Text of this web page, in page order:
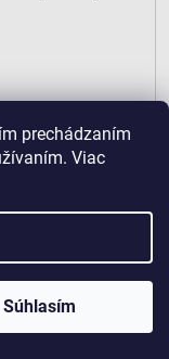
prechádzaním
Viac
Súhlasím
vyhradené.